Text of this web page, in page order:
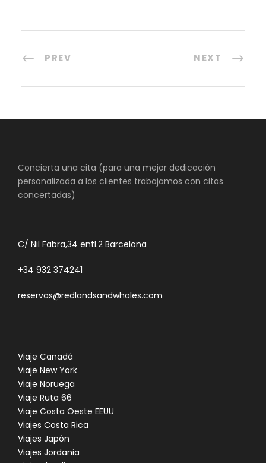
PREV NEXT
Concierta una cita (para una mejor dedicación
personalizada a los clientes trabajamos con citas
concertadas)
C/ Nil Fabra,34 entl.2 Barcelona
+34 932 374241
reservas@redlandsandwhales.com
Viaje Canadá
Viaje New York
Viaje Noruega
Viaje Ruta 66
Viaje Costa Oeste EEUU
Viajes Costa Rica
Viajes Japón
Viajes Jordania